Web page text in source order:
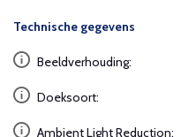
Technische gegevens
Beeldverhouding:
Doeksoort:
Ambient Light Reduction: